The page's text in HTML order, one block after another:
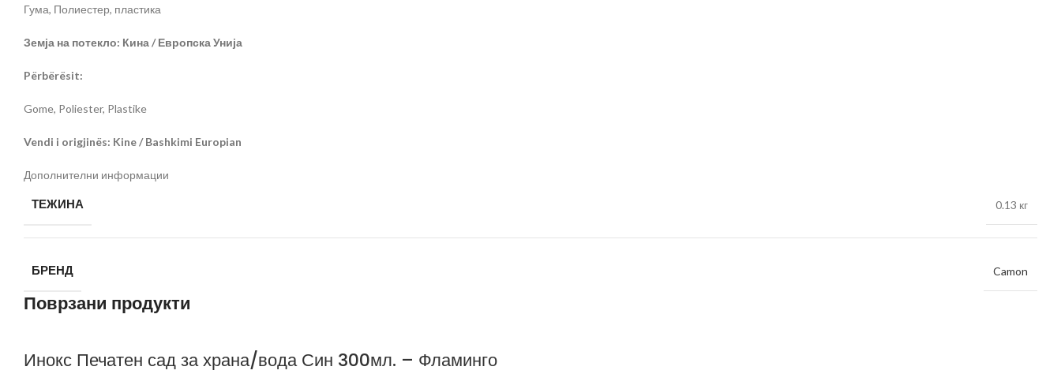
Гума, Полиестер, пластика
Земја на потекло: Кина / Европска Унија
Përbërësit:
Gome, Poliester, Plastike
Vendi i origjinës: Kine / Bashkimi Europian
Дополнителни информации
ТЕЖИНА 0.13 кг
БРЕНД Camon
Поврзани продукти
Инокс Печатен сад за храна/вода Син 300мл. – Фламинго